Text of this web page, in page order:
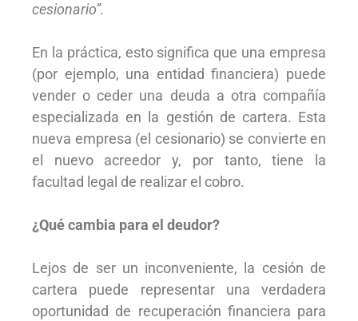
cesionario”.
En la práctica, esto significa que una empresa
(por ejemplo, una entidad financiera) puede
vender o ceder una deuda a otra compañía
especializada en la gestión de cartera. Esta
nueva empresa (el cesionario) se convierte en
el nuevo acreedor y, por tanto, tiene la
facultad legal de realizar el cobro.
¿Qué cambia para el deudor?
Lejos de ser un inconveniente, la cesión de
cartera puede representar una verdadera
oportunidad de recuperación financiera para